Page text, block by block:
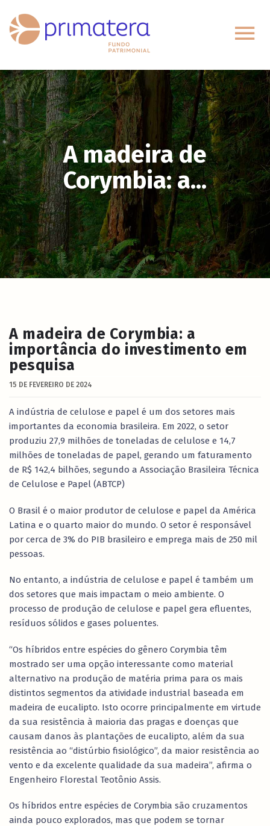
A madeira de
Corymbia: a...
A madeira de Corymbia: a
importância do investimento em
pesquisa
15 DE FEVEREIRO DE 2024
A indústria de celulose e papel é um dos setores mais
importantes da economia brasileira. Em 2022, o setor
produziu 27,9 milhões de toneladas de celulose e 14,7
milhões de toneladas de papel, gerando um faturamento
de R$ 142,4 bilhões, segundo a Associação Brasileira Técnica
de Celulose e Papel (ABTCP)
O Brasil é o maior produtor de celulose e papel da América
Latina e o quarto maior do mundo. O setor é responsável
por cerca de 3% do PIB brasileiro e emprega mais de 250 mil
pessoas.
No entanto, a indústria de celulose e papel é também um
dos setores que mais impactam o meio ambiente. O
processo de produção de celulose e papel gera efluentes,
resíduos sólidos e gases poluentes.
“Os híbridos entre espécies do gênero Corymbia têm
mostrado ser uma opção interessante como material
alternativo na produção de matéria prima para os mais
distintos segmentos da atividade industrial baseada em
madeira de eucalipto. Isto ocorre principalmente em virtude
da sua resistência à maioria das pragas e doenças que
causam danos às plantações de eucalipto, além da sua
resistência ao “distúrbio fisiológico”, da maior resistência ao
vento e da excelente qualidade da sua madeira”, afirma o
Engenheiro Florestal Teotônio Assis.
Os híbridos entre espécies de Corymbia são cruzamentos
ainda pouco explorados, mas que podem se tornar